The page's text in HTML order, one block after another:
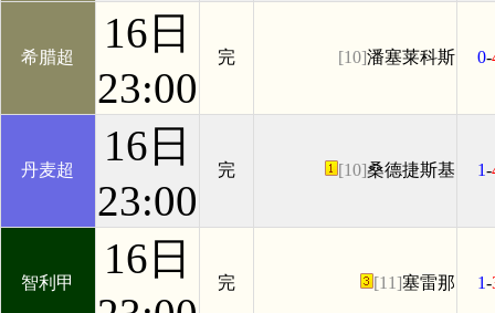
希腊超
16日
23:00
完 [10]潘塞莱科斯 0-
丹麦超
16日
23:00
完 [10]桑德捷斯基 1-
智利甲
16日
完 [11]塞雷那 1-